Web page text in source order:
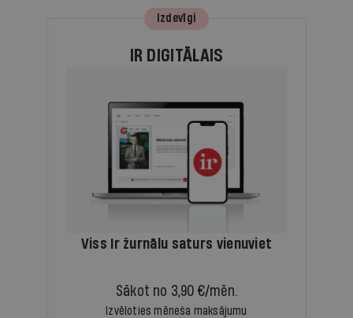
Izdevīgi
IR DIGITĀLAIS
Viss Ir žurnālu saturs vienuviet
Sākot no 3,90 €/mēn.
Izvēloties mēneša maksājumu